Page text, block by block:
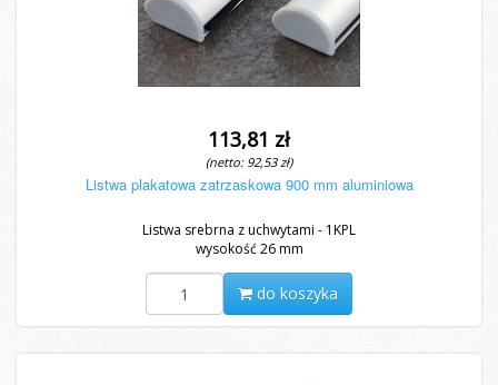
113,81 zł
(netto: 92,53 zł)
Listwa plakatowa zatrzaskowa 900 mm aluminiowa
Listwa srebrna z uchwytami - 1KPL
wysokość 26 mm
do koszyka